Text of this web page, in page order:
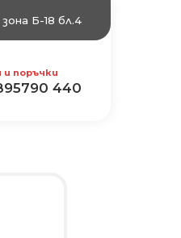
Б-18 бл.4
и поръчки
440